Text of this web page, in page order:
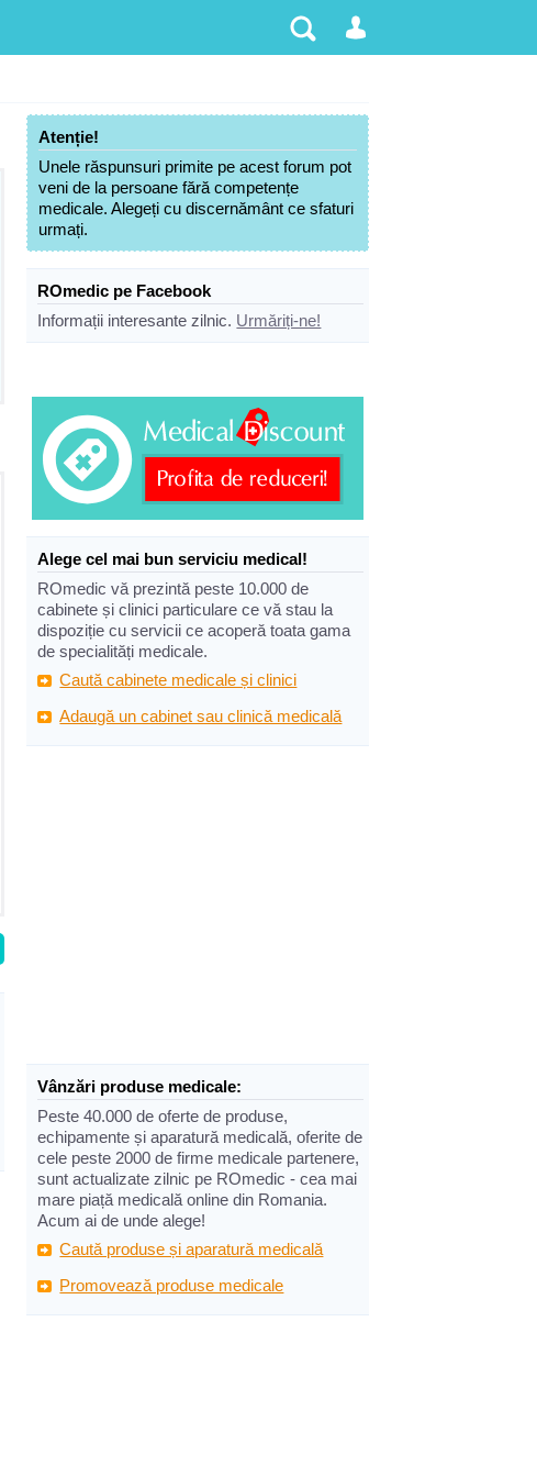
Atenție!
Unele răspunsuri primite pe acest forum pot
veni de la persoane fără competențe
medicale. Alegeți cu discernământ ce sfaturi
urmați.
ROmedic pe Facebook
Informații interesante zilnic. Urmăriți-ne!
Alege cel mai bun serviciu medical!
ROmedic vă prezintă peste 10.000 de
cabinete și clinici particulare ce vă stau la
dispoziție cu servicii ce acoperă toata gama
de specialități medicale.
Caută cabinete medicale și clinici
Adaugă un cabinet sau clinică medicală
Vânzări produse medicale:
Peste 40.000 de oferte de produse,
echipamente și aparatură medicală, oferite de
cele peste 2000 de firme medicale partenere,
sunt actualizate zilnic pe ROmedic - cea mai
mare piață medicală online din Romania.
Acum ai de unde alege!
Caută produse și aparatură medicală
Promovează produse medicale